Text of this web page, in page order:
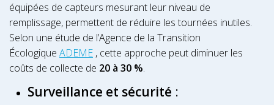
équipées de capteurs mesurant leur niveau de
remplissage, permettent de réduire les tournées inutiles.
Selon une étude de l’Agence de la Transition
Écologique ADEME , cette approche peut diminuer les
coûts de collecte de 20 à 30 %.
Surveillance et sécurité :